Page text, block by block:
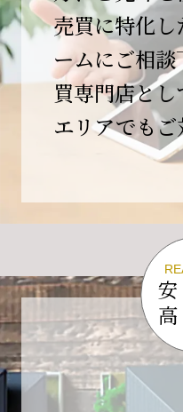
この節目を無事に迎え
は、日頃よりご愛顧
力添えをいただいて
支えてくださったす
げであり、心より深
10年という年月の中
ただき、今日の当社
しかしながら、10周
る企業へと成長してま
変化の激しい時代だ
挑戦を続け、社会に
けることをお約束い
今後とも変わらぬご支
う、何卒よろしくお願
売買に特化し
ームにご相
買専門店と
エリアでもご
安